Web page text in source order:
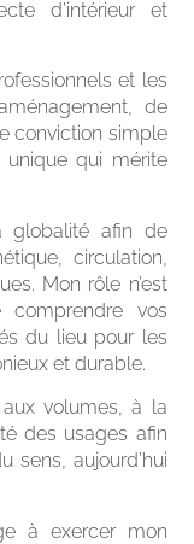
d’intérieur et
et les
de
conviction simple
qui mérite
globalité afin de
circulation,
Mon rôle n’est
vos
du lieu pour les
et durable.
aux volumes, à la
des usages afin
sens, aujourd’hui
à exercer mon